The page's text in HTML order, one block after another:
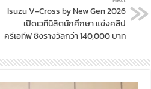
Isuzu V-Cross by New Gen 2026
เปิดเวทีนิสิตนักศึกษา แข่งคลิป
ครีเอทีฟ ชิงรางวัลกว่า 140,000 บาท